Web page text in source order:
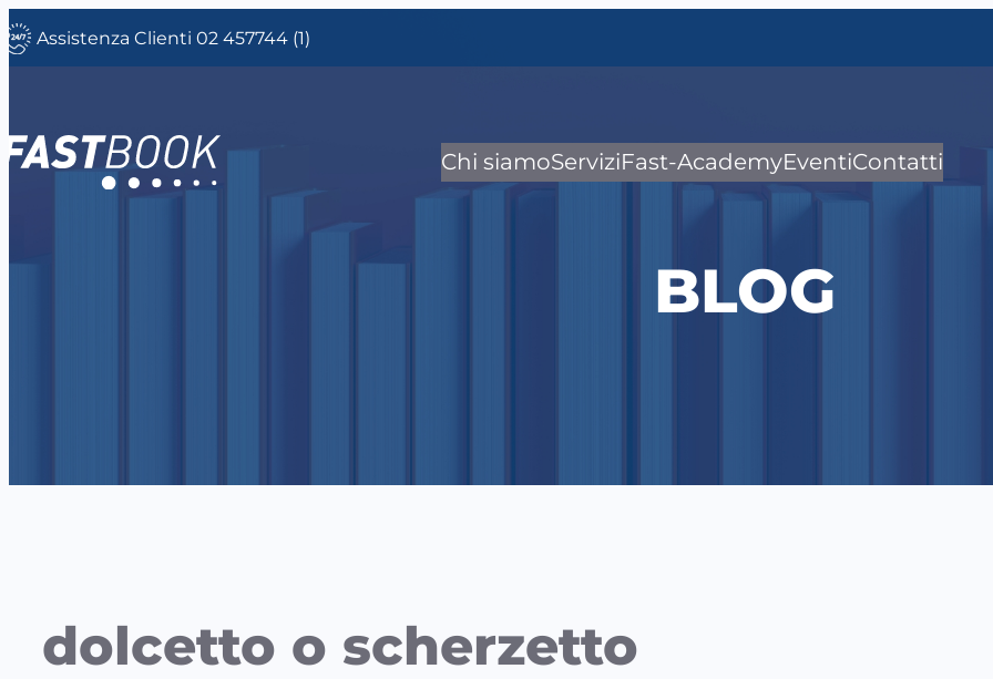
Vai
al
BLOG
Assistenza Clienti 02 457744 (1)
Chi siamoServiziFast-AcademyEventiContatti
dolcetto o scherzetto